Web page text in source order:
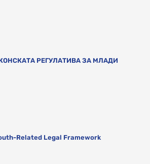
РЕГУЛАТИВА ЗА МЛАДИ
Related Legal Framework